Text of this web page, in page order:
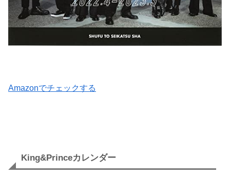
Amazonでチェックする
King&Princeカレンダー